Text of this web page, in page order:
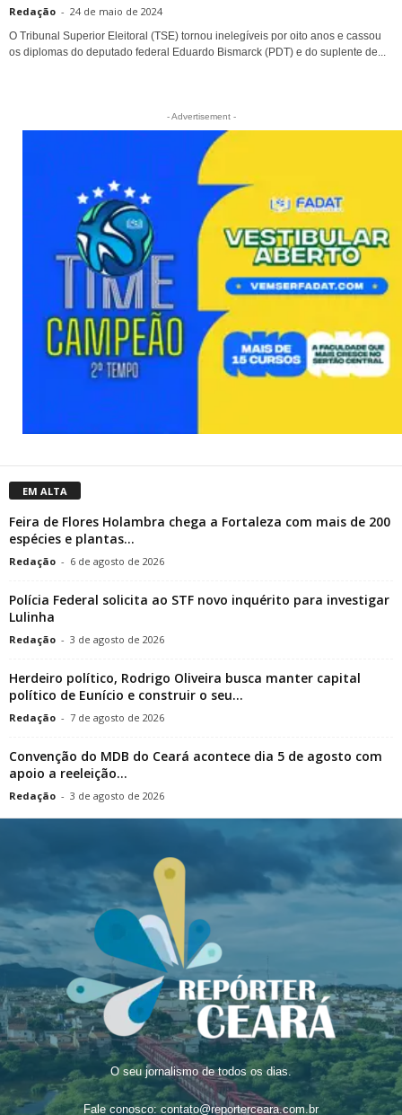
Redação - 24 de maio de 2024
O Tribunal Superior Eleitoral (TSE) tornou inelegíveis por oito anos e cassou
os diplomas do deputado federal Eduardo Bismarck (PDT) e do suplente de...
- Advertisement -
EM ALTA
Feira de Flores Holambra chega a Fortaleza com mais de 200
espécies e plantas...
Redação - 6 de agosto de 2026
Polícia Federal solicita ao STF novo inquérito para investigar
Lulinha
Redação - 3 de agosto de 2026
Herdeiro político, Rodrigo Oliveira busca manter capital
político de Eunício e construir o seu...
Redação - 7 de agosto de 2026
Convenção do MDB do Ceará acontece dia 5 de agosto com
apoio a reeleição...
Redação - 3 de agosto de 2026
O seu jornalismo de todos os dias.
Fale conosco: contato@reporterceara.com.br